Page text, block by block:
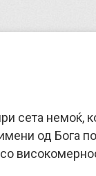
сета немоќ,
од Бога